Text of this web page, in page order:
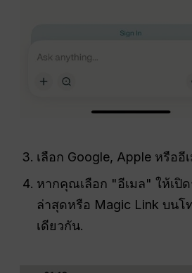
เลือก Google, Apple หรืออี
หากคุณเลือก "อีเมล" ให้เปิ
ล่าสุดหรือ Magic Link บนโ
เดียวกัน.